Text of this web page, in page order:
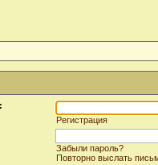
Регистрация
Забыли пароль?
Повторно выслать